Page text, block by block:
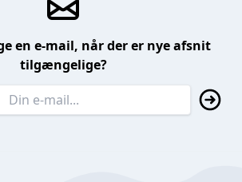
en e-mail, når der er nye afsnit
tilgængelige?